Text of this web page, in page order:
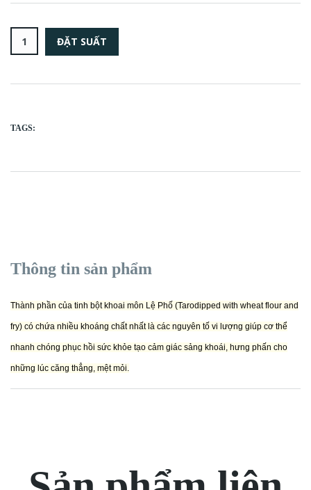
TAGS:
Thông tin sản phẩm
Thành phần của tinh bột khoai môn Lệ Phố (Tarodipped with wheat flour and
fry) có chứa nhiều khoáng chất nhất là các nguyên tố vi lượng giúp cơ thể
nhanh chóng phục hồi sức khỏe tạo cảm giác sảng khoái, hưng phấn cho
những lúc căng thẳng, mệt mỏi.